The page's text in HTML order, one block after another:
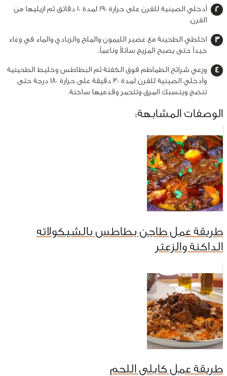
أدخلي الصينية للفرن على حرارة 190 لمدة 10 دقائق ثم ازيليها من
الفرن.
اخلطي الطحينة مع عصير الليمون والملح والزبادي والماء في وعاء
جيداً حتى يصبح المزيج سائلاً وناعماً.
وزعي شرائح الطماطم فوق الكفتة ثم البطاطس وخليط الطحينية
وأدخلي الصينية للفرن لمدة 30 دقيقة على حرارة 180 درجة حتى
تنضج ويتسبك المرق وتتحمر وقدميها ساخنة.
الوصفات المشابهة:
طريقة عمل طاجن بطاطس بالشيكولاته
الداكنة والزعتر
طريقة عمل كابلي اللحم